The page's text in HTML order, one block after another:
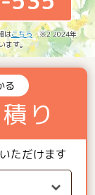
はこちら ※2 2024年
ます。
る
り
ただけます